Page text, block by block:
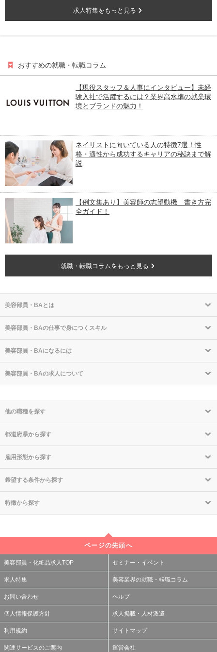
求人特集をもっと見る
おすすめの就職・転職コラム
【現役スタッフ＆人事にインタビュー】未経
験入社で活躍するには？業界高水準の就業環
境とブランドの魅力！
ネイリストに向いている人の特徴7選！性
格・適性から成功するキャリアの秘訣まで解
説
【例文集あり】美容師の志望動機 書き方完
全ガイド！
就職・転職コラムをもっと見る
美容部員・BAとは
美容部員・BAの仕事で身につくスキル
美容部員・BAになるには
美容部員・BAの求人について
他の職種を探す
都道府県から探す
雇用形態から探す
希望する条件から探す
特徴から探す
ページの先頭へ
美容部員・化粧品求人TOP セミナー・イベント
求人特集 美容業界の就職・転職コラム
お問い合わせ ヘルプ
個人情報保護方針 求人掲載・人材派遣
利用規約 サイトマップ
関連サービスのご案内 運営会社